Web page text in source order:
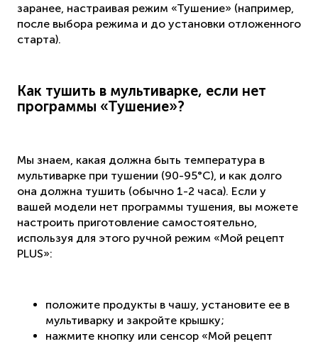
заранее, настраивая режим «Тушение» (например,
после выбора режима и до установки отложенного
старта).
Как тушить в мультиварке, если нет
программы «Тушение»?
Мы знаем, какая должна быть температура в
мультиварке при тушении (90-95°C), и как долго
она должна тушить (обычно 1-2 часа). Если у
вашей модели нет программы тушения, вы можете
настроить приготовление самостоятельно,
используя для этого ручной режим «Мой рецепт
PLUS»:
положите продукты в чашу, установите ее в
мультиварку и закройте крышку;
нажмите кнопку или сенсор «Мой рецепт